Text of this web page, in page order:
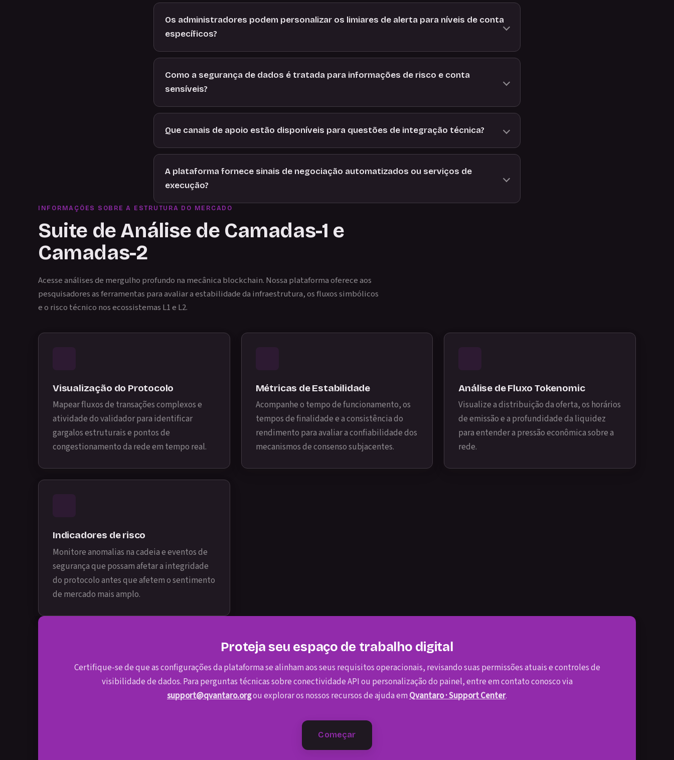
Os administradores podem personalizar os limiares de alerta para níveis de conta
específicos?
Como a segurança de dados é tratada para informações de risco e conta
sensíveis?
Que canais de apoio estão disponíveis para questões de integração técnica?
A plataforma fornece sinais de negociação automatizados ou serviços de
execução?
INFORMAÇÕES SOBRE A ESTRUTURA DO MERCADO
Suite de Análise de Camadas-1 e
Camadas-2
Acesse análises de mergulho profundo na mecânica blockchain. Nossa plataforma oferece aos
pesquisadores as ferramentas para avaliar a estabilidade da infraestrutura, os fluxos simbólicos
e o risco técnico nos ecossistemas L1 e L2.
Visualização do Protocolo
Mapear fluxos de transações complexos e
atividade do validador para identificar
gargalos estruturais e pontos de
congestionamento da rede em tempo real.
Métricas de Estabilidade
Acompanhe o tempo de funcionamento, os
tempos de finalidade e a consistência do
rendimento para avaliar a confiabilidade dos
mecanismos de consenso subjacentes.
Análise de Fluxo Tokenomic
Visualize a distribuição da oferta, os horários
de emissão e a profundidade da liquidez
para entender a pressão econômica sobre a
rede.
Indicadores de risco
Monitore anomalias na cadeia e eventos de
segurança que possam afetar a integridade
do protocolo antes que afetem o sentimento
de mercado mais amplo.
Proteja seu espaço de trabalho digital
Certifique-se de que as configurações da plataforma se alinham aos seus requisitos operacionais, revisando suas permissões atuais e controles de
visibilidade de dados. Para perguntas técnicas sobre conectividade API ou personalização do painel, entre em contato conosco via
support@qvantaro.orgou explorar os nossos recursos de ajuda em Qvantaro · Support Center.
Começar